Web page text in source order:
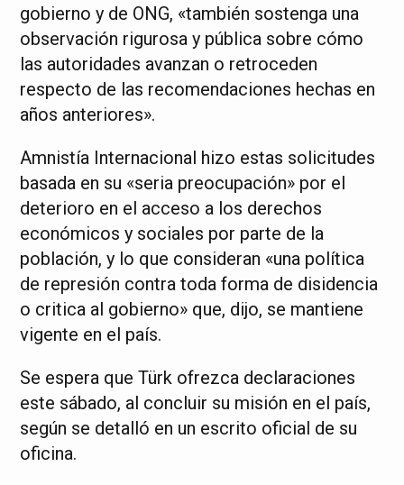
gobierno y de ONG, «también sostenga una
observación rigurosa y pública sobre cómo
las autoridades avanzan o retroceden
respecto de las recomendaciones hechas en
años anteriores».
Amnistía Internacional hizo estas solicitudes
basada en su «seria preocupación» por el
deterioro en el acceso a los derechos
económicos y sociales por parte de la
población, y lo que consideran «una política
de represión contra toda forma de disidencia
o critica al gobierno» que, dijo, se mantiene
vigente en el país.
Se espera que Türk ofrezca declaraciones
este sábado, al concluir su misión en el país,
según se detalló en un escrito oficial de su
oficina.